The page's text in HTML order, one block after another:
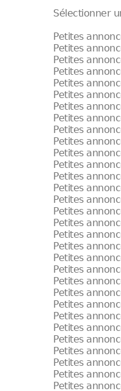
Sélectionner
Petites
Petites
Petites
Petites
Petites
Petites
Petites
Petites
Petites
Petites
Petites
Petites
Petites
Petites
Petites
Petites
Petites
Petites
Petites
Petites
Petites
Petites
Petites
Petites
Petites
Petites
Petites
Petites
Petites
Petites
Petites